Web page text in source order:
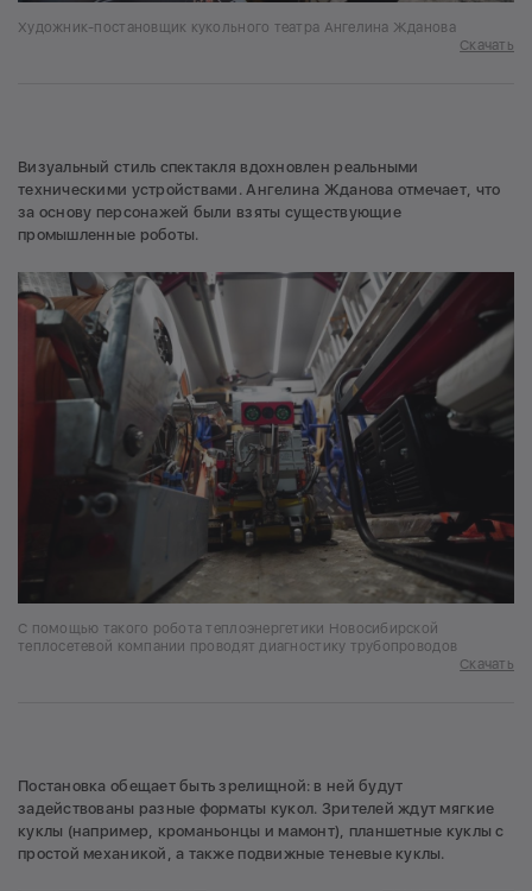
Художник-постановщик кукольного театра Ангелина Жданова
Скачать
Визуальный стиль спектакля вдохновлен реальными
техническими устройствами. Ангелина Жданова отмечает, что
за основу персонажей были взяты существующие
промышленные роботы.
С помощью такого робота теплоэнергетики Новосибирской
теплосетевой компании проводят диагностику трубопроводов
Скачать
Постановка обещает быть зрелищной: в ней будут
задействованы разные форматы кукол. Зрителей ждут мягкие
куклы (например, кроманьонцы и мамонт), планшетные куклы с
простой механикой, а также подвижные теневые куклы.